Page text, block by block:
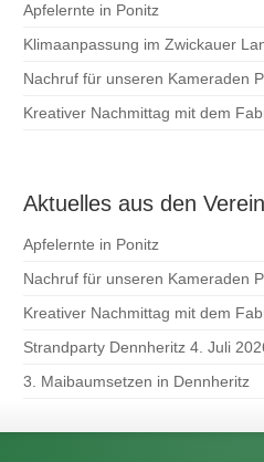
Apfelernte in Ponitz
Klimaanpassung im Zwickauer
Nachruf für unseren Kameraden
Kreativer Nachmittag mit dem
Aktuelles aus den
Apfelernte in Ponitz
Nachruf für unseren Kameraden
Kreativer Nachmittag mit dem
Strandparty Dennheritz 4. Juli
3. Maibaumsetzen in Dennheritz